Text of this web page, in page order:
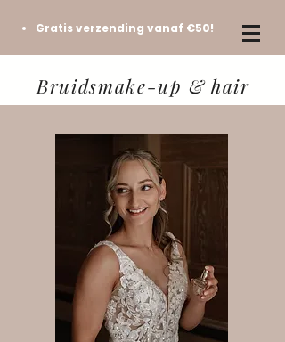
Gratis verzending vanaf €50!
Bruidsmake-up & hair